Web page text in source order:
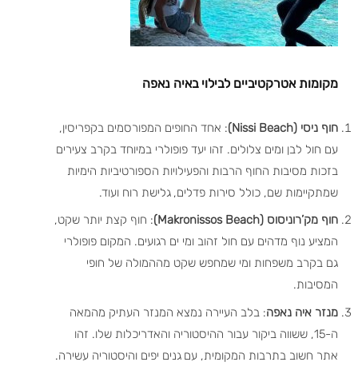
מקומות אטרקטיביים לבילוי באיה נאפה
חוף ניסי (Nissi Beach)
: אחד החופים המפורסמים בקפריסין,
עם חול לבן ומים צלולים. זהו יעד פופולרי במיוחד בקרב צעירים
בזכות מסיבות החוף הרבות והפעילויות הספורטיביות הימיות
שמתקיימות שם, כולל סירות פדלים, גלישת רוח ועוד.
חוף מק’רוניסוס (Makronissos Beach)
: חוף קצת יותר שקט,
המציע נוף מדהים עם חול זהוב ומי ים רגועים. המקום פופולרי
גם בקרב משפחות ומי שמחפש שקט מההמולה של חופי
המסיבות.
מנזר איה נאפה: בלב העיירה נמצא המנזר העתיק מהמאה
ה-15, ששווה ביקור עבור ההיסטוריה והאדריכלות שלו. זהו
אתר חשוב בתרבות המקומית, עם גנים יפים והיסטוריה עשירה.